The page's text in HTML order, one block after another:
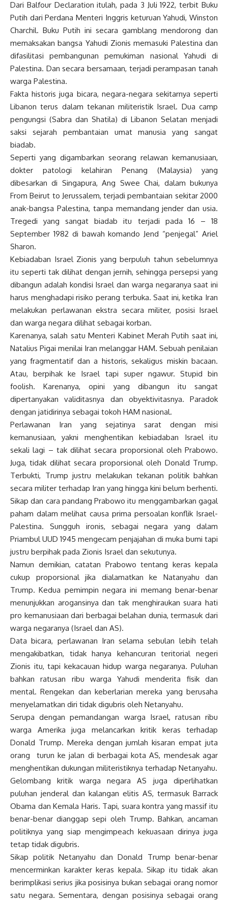
Dari Balfour Declaration itulah, pada 3 Juli 1922, terbit Buku
Putih dari Perdana Menteri Inggris keturuan Yahudi, Winston
Charchil. Buku Putih ini secara gamblang mendorong dan
memaksakan bangsa Yahudi Zionis memasuki Palestina dan
difasilitasi pembangunan pemukiman nasional Yahudi di
Palestina. Dan secara bersamaan, terjadi perampasan tanah
warga Palestina.
Fakta historis juga bicara, negara-negara sekitarnya seperti
Libanon terus dalam tekanan militeristik Israel. Dua camp
pengungsi (Sabra dan Shatila) di Libanon Selatan menjadi
saksi sejarah pembantaian umat manusia yang sangat
biadab.
Seperti yang digambarkan seorang relawan kemanusiaan,
dokter patologi kelahiran Penang (Malaysia) yang
dibesarkan di Singapura, Ang Swee Chai, dalam bukunya
From Beirut to Jerussalem, terjadi pembantaian sekitar 2000
anak-bangsa Palestina, tanpa memandang jender dan usia.
Tregedi yang sangat biadab itu terjadi pada 16 – 18
September 1982 di bawah komando Jend “penjegal” Ariel
Sharon.
Kebiadaban Israel Zionis yang berpuluh tahun sebelumnya
itu seperti tak dilihat dengan jernih, sehingga persepsi yang
dibangun adalah kondisi Israel dan warga negaranya saat ini
harus menghadapi risiko perang terbuka. Saat ini, ketika Iran
melakukan perlawanan ekstra secara militer, posisi Israel
dan warga negara dilihat sebagai korban.
Karenanya, salah satu Menteri Kabinet Merah Putih saat ini,
Natalius Pigai menilai Iran melanggar HAM. Sebuah penilaian
yang fragmentatif dan a historis, sekaligus miskin bacaan.
Atau, berpihak ke Israel tapi super ngawur. Stupid bin
foolish. Karenanya, opini yang dibangun itu sangat
dipertanyakan validitasnya dan obyektivitasnya. Paradok
dengan jatidirinya sebagai tokoh HAM nasional.
Perlawanan Iran yang sejatinya sarat dengan misi
kemanusiaan, yakni menghentikan kebiadaban Israel itu
sekali lagi – tak dilihat secara proporsional oleh Prabowo.
Juga, tidak dilihat secara proporsional oleh Donald Trump.
Terbukti, Trump justru melakukan tekanan politik bahkan
secara militer terhadap Iran yang hingga kini belum berhenti.
Sikap dan cara pandang Prabowo itu menggambarkan gagal
paham dalam melihat causa prima persoalan konflik Israel-
Palestina. Sungguh ironis, sebagai negara yang dalam
Priambul UUD 1945 mengecam penjajahan di muka bumi tapi
justru berpihak pada Zionis Israel dan sekutunya.
Namun demikian, catatan Prabowo tentang keras kepala
cukup proporsional jika dialamatkan ke Natanyahu dan
Trump. Kedua pemimpin negara ini memang benar-benar
menunjukkan arogansinya dan tak menghiraukan suara hati
pro kemanusiaan dari berbagai belahan dunia, termasuk dari
warga negaranya (Israel dan AS).
Data bicara, perlawanan Iran selama sebulan lebih telah
mengakibatkan, tidak hanya kehancuran teritorial negeri
Zionis itu, tapi kekacauan hidup warga negaranya. Puluhan
bahkan ratusan ribu warga Yahudi menderita fisik dan
mental. Rengekan dan keberlarian mereka yang berusaha
menyelamatkan diri tidak digubris oleh Netanyahu.
Serupa dengan pemandangan warga Israel, ratusan ribu
warga Amerika juga melancarkan kritik keras terhadap
Donald Trump. Mereka dengan jumlah kisaran empat juta
orang turun ke jalan di berbagai kota AS, mendesak agar
menghentikan dukungan militeristiknya terhadap Netanyahu.
Gelombang kritik warga negara AS juga diperlihatkan
puluhan jenderal dan kalangan elitis AS, termasuk Barrack
Obama dan Kemala Haris. Tapi, suara kontra yang massif itu
benar-benar dianggap sepi oleh Trump. Bahkan, ancaman
politiknya yang siap mengimpeach kekuasaan dirinya juga
tetap tidak digubris.
Sikap politik Netanyahu dan Donald Trump benar-benar
mencerminkan karakter keras kepala. Sikap itu tidak akan
berimplikasi serius jika posisinya bukan sebagai orang nomor
satu negara. Sementara, dengan posisinya sebagai orang